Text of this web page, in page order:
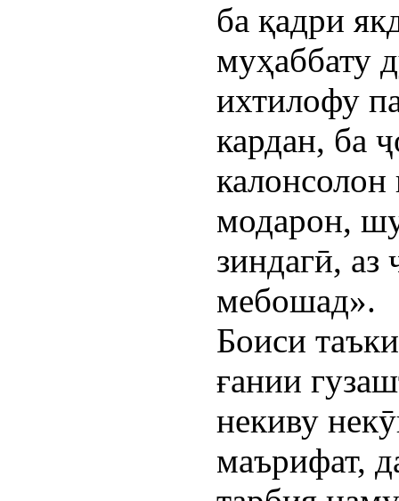
ба қадри
муҳаббату
ихтилофу
кардан, ба
калонсолон
модарон,
зиндагӣ, аз
мебошад».
Боиси
ғании
некиву
маърифат,